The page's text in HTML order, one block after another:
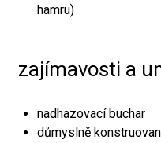
hamru)
zajímavosti a
nadhazovací buchar
důmyslně